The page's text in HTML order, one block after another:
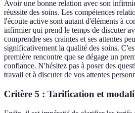
Avoir une bonne relation avec son
réussite des soins. Les compétences
l'écoute active sont autant d'éléments à
infirmier qui prend le temps de discuter
comprendre ses craintes et ses attentes
significativement la qualité des soins.
première rencontre que se dégage un
confiance. N'hésitez pas à poser des
travail et à discuter de vos attentes
Critère 5 : Tarification et